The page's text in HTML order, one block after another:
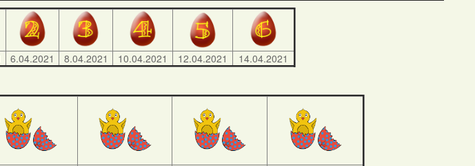
6.04.2021 8.04.2021 10.04.2021 12.04.2021 14.04.2021